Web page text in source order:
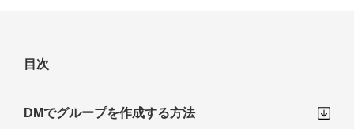
目次
DMでグループを作成する方法